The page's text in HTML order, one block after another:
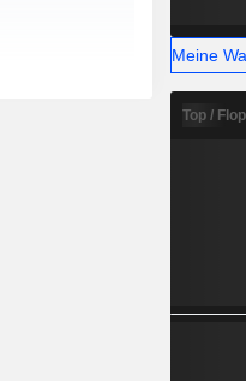
Meine
Top / Flop